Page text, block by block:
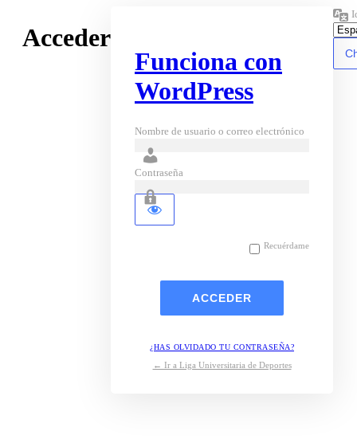
Acceder
Funciona con
WordPress
Nombre de usuario o correo electrónico
Contraseña
Recuérdame
¿HAS OLVIDADO TU CONTRASEÑA?
← Ir a Liga Universitaria de Deportes